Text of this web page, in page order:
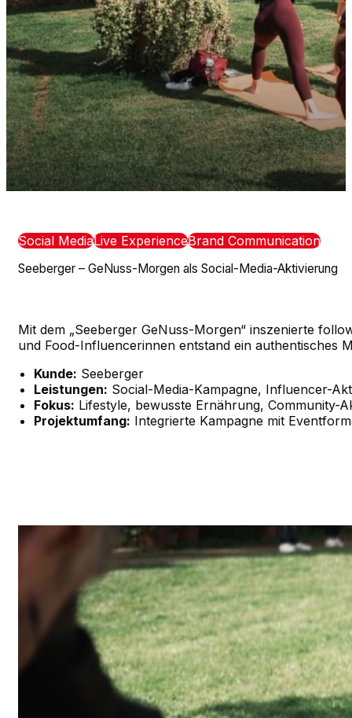
Social MediaLive ExperienceBrand Communication
Seeberger – GeNuss-Morgen als Social-Media-Aktivierung
Mit dem „Seeberger GeNuss-Morgen“ inszenierte
und Food-Influencerinnen entstand ein authentisches
Kunde: Seeberger
Leistungen: Social-Media-Kampagne, Influencer-
Fokus: Lifestyle, bewusste Ernährung, Community-
Projektumfang: Integrierte Kampagne mit